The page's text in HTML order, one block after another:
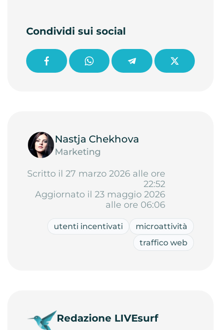
Condividi sui social
Nastja Chekhova
Marketing
Scritto il 27 marzo 2026 alle ore
22:52
Aggiornato il 23 maggio 2026
alle ore 06:06
utenti incentivati
microattività
traffico web
Redazione LIVEsurf